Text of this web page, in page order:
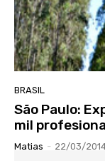
BRASIL
São Paulo:
mil
Matias - 22/03/